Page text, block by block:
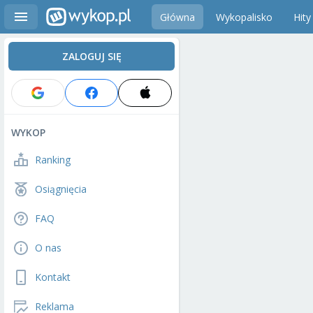
Główna Wykopalisko Hity
ZALOGUJ SIĘ
WYKOP
Ranking
Osiągnięcia
FAQ
O nas
Kontakt
Reklama